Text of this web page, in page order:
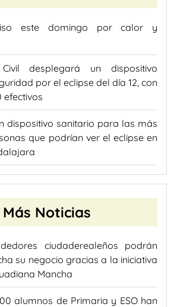
este domingo por calor y
desplegará un dispositivo
por el eclipse del día 12, con
efectivos
dispositivo sanitario para las más
que podrían ver el eclipse en
Más Noticias
ciudaderealeños podrán
su negocio gracias a la iniciativa
Mancha
alumnos de Primaria y ESO han